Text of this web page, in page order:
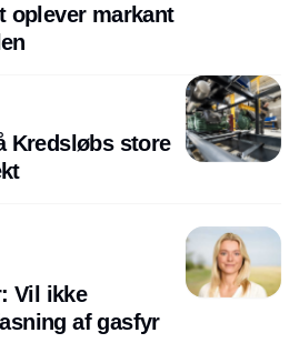
oplever markant
Kredsløbs store
Vil ikke
af gasfyr